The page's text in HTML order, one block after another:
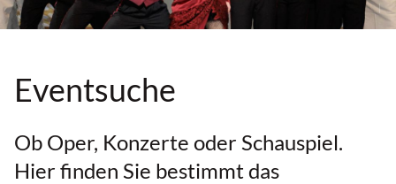
|
Eventsuche
Ob Oper, Konzerte oder Schauspiel.
Hier finden Sie bestimmt das